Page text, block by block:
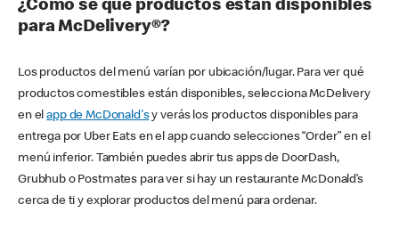
¿Cómo sé qué productos están disponibles
para McDelivery®?
Los productos del menú varían por ubicación/lugar. Para ver qué
productos comestibles están disponibles, selecciona McDelivery
en elapp de McDonald'sy verás los productos disponibles para
entrega por Uber Eats en el app cuando selecciones “Order” en el
menú inferior. También puedes abrir tus apps de DoorDash,
Grubhub o Postmates para ver si hay un restaurante McDonald’s
cerca de ti y explorar productos del menú para ordenar.